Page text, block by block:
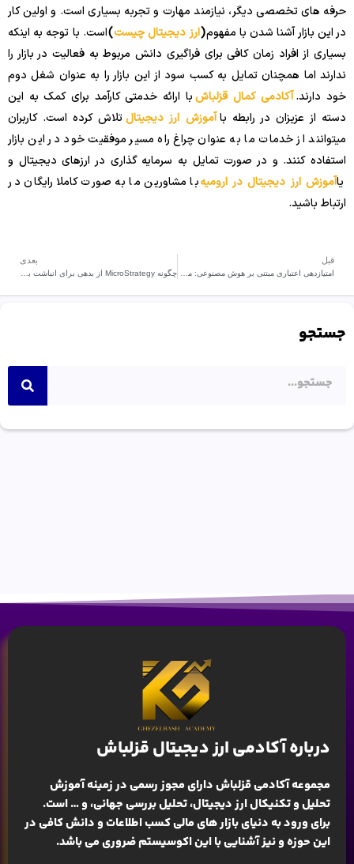
حرفه های تخصصی دیگر، نیازمند مهارت و تجربه بسیاری است. و اولین کار
در این بازار آشنا شدن با مفهوم(ارز دیجیتال چیست)است. با توجه به اینکه
بسیاری از افراد زمان کافی برای فراگیری دانش مربوط به فعالیت در بازار را
ندارند اما همچنان تمایل به کسب سود از این بازار را به عنوان شغل دوم
خود دارند.آکادمی کمال قزلباشبا ارائه خدمتی کارآمد برای کمک به این
دسته از عزیزان در رابطه باآموزش ارز دیجیتالتلاش کرده است. کاربران
میتوانند از خدمات ما به عنوان چراغ راه مسیر موفقیت خود در این بازار
استفاده کنند. و در صورت تمایل به سرمایه گذاری در ارزهای دیجیتال و
یاآموزش ارز دیجیتال در ارومیهبا مشاورین ما به صورت کاملا رایگان در
ارتباط باشید.
قبل
امتیازدهی اعتباری مبتنی بر هوش مصنوعی: مزایا و خطرات
بعدی
چگونه MicroStrategy از بدهی برای انباشت بیت کوین (BTC) استفاده می کند
جستجو
درباره آکادمی ارز دیجیتال قزلباش
مجموعه آکادمی قزلباش دارای مجوز رسمی در زمینهآموزش
تحلیل و تکنیکال ارز دیجیتال، تحلیل بررسی جهانی، و … است.
برای ورود به دنیای بازار های مالی کسب اطلاعات و دانش کافی در
این حوزه و نیز آشنایی با این اکوسیستم ضروری می باشد.